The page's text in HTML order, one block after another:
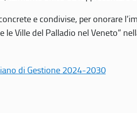
e condivise, per onorare
Ville del Palladio nel Veneto”
di Gestione 2024-2030